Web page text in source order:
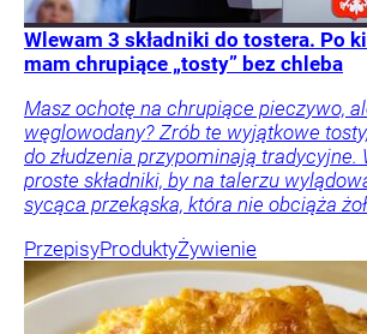
Wlewam 3 składniki do tostera. Po
mam chrupiące „tosty” bez chleba
Masz ochotę na chrupiące pieczywo,
węglowodany? Zrób te wyjątkowe
do złudzenia przypominają tradycyjne.
proste składniki, by na talerzu
sycąca przekąska, która nie obciąża
PrzepisyProduktyŻywienie